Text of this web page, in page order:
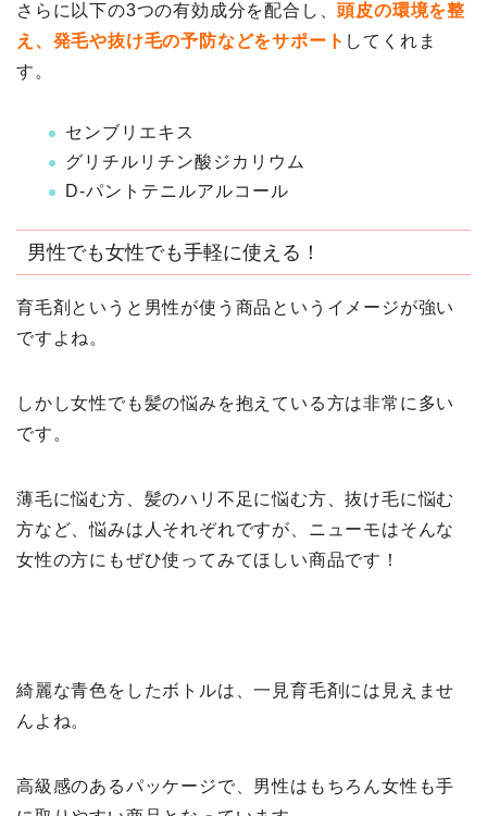
さらに以下の3つの有効成分を配合し、頭皮の環境を整
え、発毛や抜け毛の予防などをサポート してくれま
す。
センブリエキス
グリチルリチン酸ジカリウム
D-パントテニルアルコール
男性でも女性でも手軽に使える！
育毛剤というと男性が使う商品というイメージが強い
ですよね。
しかし女性でも髪の悩みを抱えている方は非常に多い
です。
薄毛に悩む方、髪のハリ不足に悩む方、抜け毛に悩む
方など、悩みは人それぞれですが、ニューモはそんな
女性の方にもぜひ使ってみてほしい商品です！
綺麗な青色をしたボトルは、一見育毛剤には見えませ
んよね。
高級感のあるパッケージで、男性はもちろん女性も手